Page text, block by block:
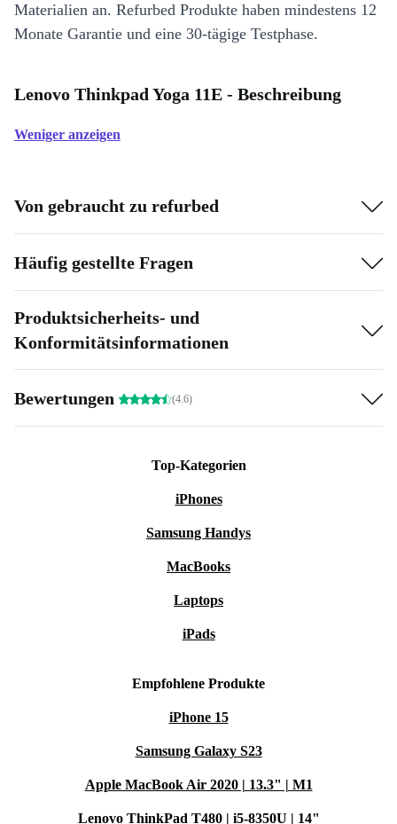
Materialien an. Refurbed Produkte haben mindestens 12
Monate Garantie und eine 30-tägige Testphase.
Lenovo Thinkpad Yoga 11E - Beschreibung
Weniger anzeigen
Von gebraucht zu refurbed
Häufig gestellte Fragen
Produktsicherheits- und
Konformitätsinformationen
Bewertungen (4.6)
Top-Kategorien
iPhones
Samsung Handys
MacBooks
Laptops
iPads
Empfohlene Produkte
iPhone 15
Samsung Galaxy S23
Apple MacBook Air 2020 | 13.3" | M1
Lenovo ThinkPad T480 | i5-8350U | 14"